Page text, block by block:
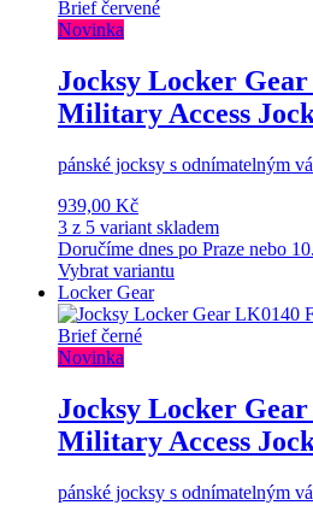
Novinka
Jocksy Locker
Military Access
pánské jocksy s odnímatelným
939,00 Kč
3 z 5 variant skladem
Doručíme dnes po Praze nebo
Vybrat variantu
Locker Gear
Novinka
Jocksy Locker
Military Access
pánské jocksy s odnímatelným